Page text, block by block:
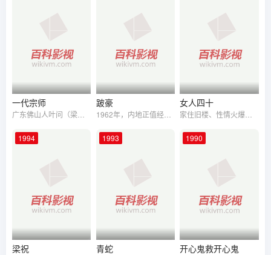
一代宗师 跛豪
1962年，内地正值经济困难时期，随难民潮逃到香港的汕头青年伍国豪（吕良伟）因不甘被黑帮欺凌，投靠黑帮大佬肥波（郑则士），几场拼命的血战后，他被肥波重用，在黑帮中确立下地位，势力越来越大。渐感威胁的肥波设局令伍国豪被毒枭追杀，虽没使其毙命，却也让其残了一条腿，但他自己终被对方设计陷害锒铛入狱。靠为华探总长夺位，伍国豪接下肥波所有地盘，成为黑帮四大家族之首，又因他愿出钱替为其效劳的警界中人买探长做，警署成为他贩毒的保护伞。然而随着1973年（香港成立廉政公署）的临近，加上他因位高权重狂妄自大导致众叛亲离，其运势开始一路下滑。
女人四十
1994
梁祝
1993
青蛇
1990
开心鬼救开心鬼